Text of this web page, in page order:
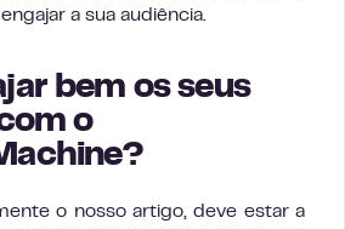
a sua audiência.
bem os seus
o
o nosso artigo, deve estar a